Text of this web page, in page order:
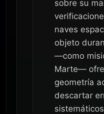
sobre su
naves
objeto
—como
Marte—
geometría
descartar